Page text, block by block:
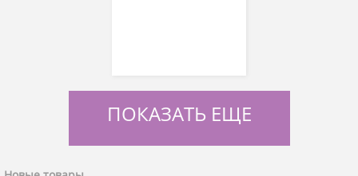
ПОКАЗАТЬ ЕЩЕ